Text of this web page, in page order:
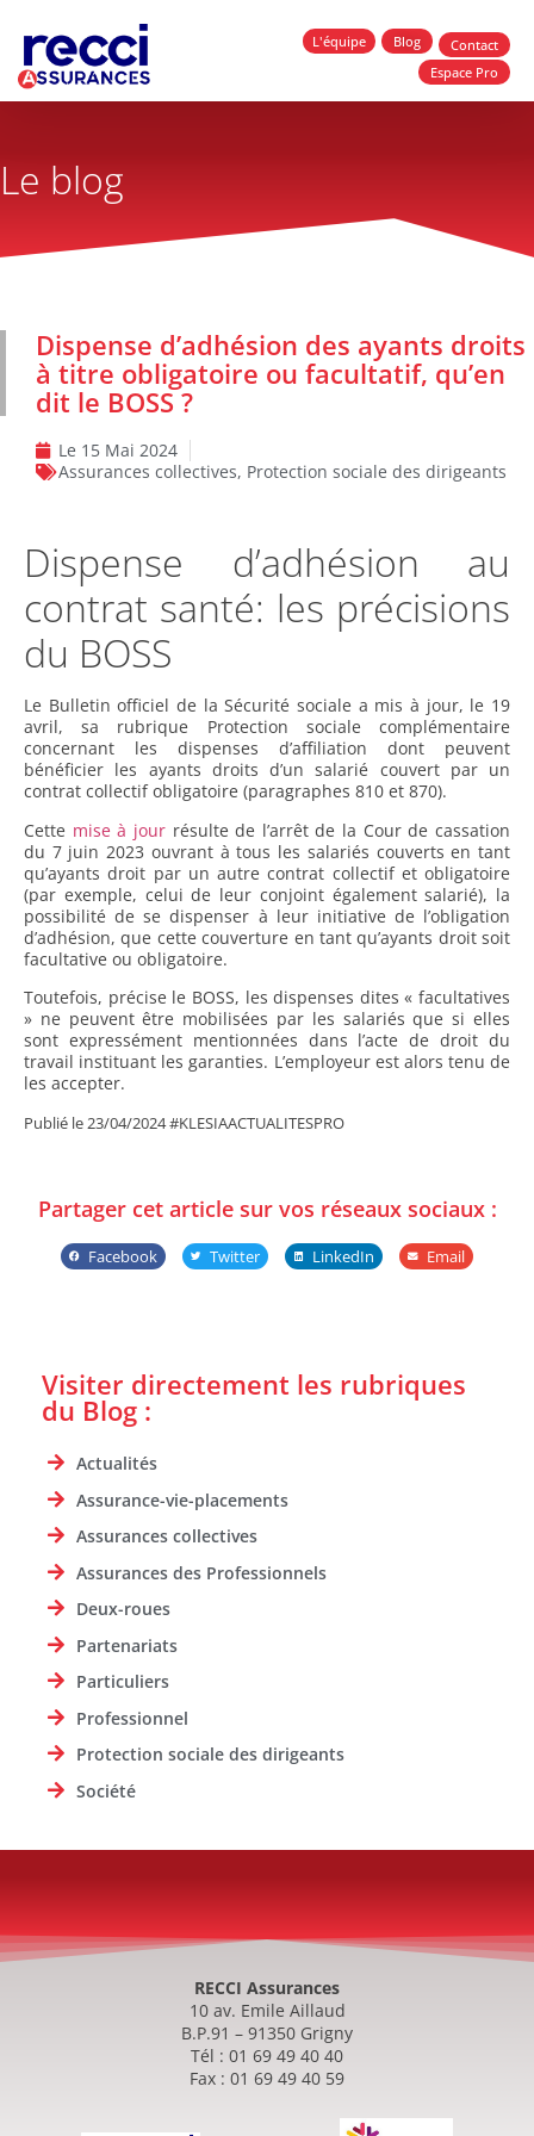
L'équipe Blog
Contact
Espace Pro
Le blog
Dispense d’adhésion des ayants droits
à titre obligatoire ou facultatif, qu’en
dit le BOSS ?
Le 15 Mai 2024
Assurances collectives, Protection sociale des dirigeants
Dispense d’adhésion au
contrat santé: les précisions
du BOSS
Le Bulletin officiel de la Sécurité sociale a mis à jour, le 19
avril, sa rubrique Protection sociale complémentaire
concernant les dispenses d’affiliation dont peuvent
bénéficier les ayants droits d’un salarié couvert par un
contrat collectif obligatoire (paragraphes 810 et 870).
Cette mise à jourrésulte de l’arrêt de la Cour de cassation
du 7 juin 2023 ouvrant à tous les salariés couverts en tant
qu’ayants droit par un autre contrat collectif et obligatoire
(par exemple, celui de leur conjoint également salarié), la
possibilité de se dispenser à leur initiative de l’obligation
d’adhésion, que cette couverture en tant qu’ayants droit soit
facultative ou obligatoire.
Toutefois, précise le BOSS, les dispenses dites « facultatives
» ne peuvent être mobilisées par les salariés que si elles
sont expressément mentionnées dans l’acte de droit du
travail instituant les garanties. L’employeur est alors tenu de
les accepter.
Publié le 23/04/2024 #KLESIAACTUALITESPRO
Partager cet article sur vos réseaux sociaux :
Facebook Twitter LinkedIn Email
Visiter directement les rubriques
du Blog :
Actualités
Assurance-vie-placements
Assurances collectives
Assurances des Professionnels
Deux-roues
Partenariats
Particuliers
Professionnel
Protection sociale des dirigeants
Société
RECCI Assurances
10 av. Emile Aillaud
B.P.91 – 91350 Grigny
Tél : 01 69 49 40 40
Fax : 01 69 49 40 59